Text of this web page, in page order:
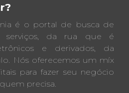
é o portal de busca de
serviços, da rua que é
e derivados, da
Nós oferecemos um míx
para fazer seu negócio
precisa.